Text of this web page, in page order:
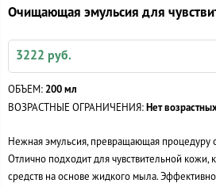
Очищающая эмульсия для
3222 руб.
ОБЪЕМ: 200 мл
ВОЗРАСТНЫЕ ОГРАНИЧЕНИЯ: Нет
Нежная эмульсия, превращающая процедуру
Отлично подходит для чувствительной кожи,
средств на основе жидкого мыла.